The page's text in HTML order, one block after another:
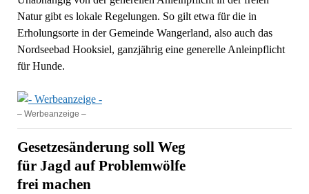
Natur gibt es lokale Regelungen. So gilt etwa für die in
Erholungsorte in der Gemeinde Wangerland, also auch das
Nordseebad Hooksiel, ganzjährig eine generelle Anleinpflicht
für Hunde.
– Werbeanzeige –
Gesetzesänderung soll Weg
für Jagd auf Problemwölfe
frei machen